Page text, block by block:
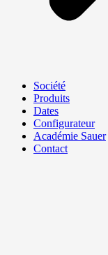
Société
Produits
Dates
Configurateur
Académie Sauer
Contact